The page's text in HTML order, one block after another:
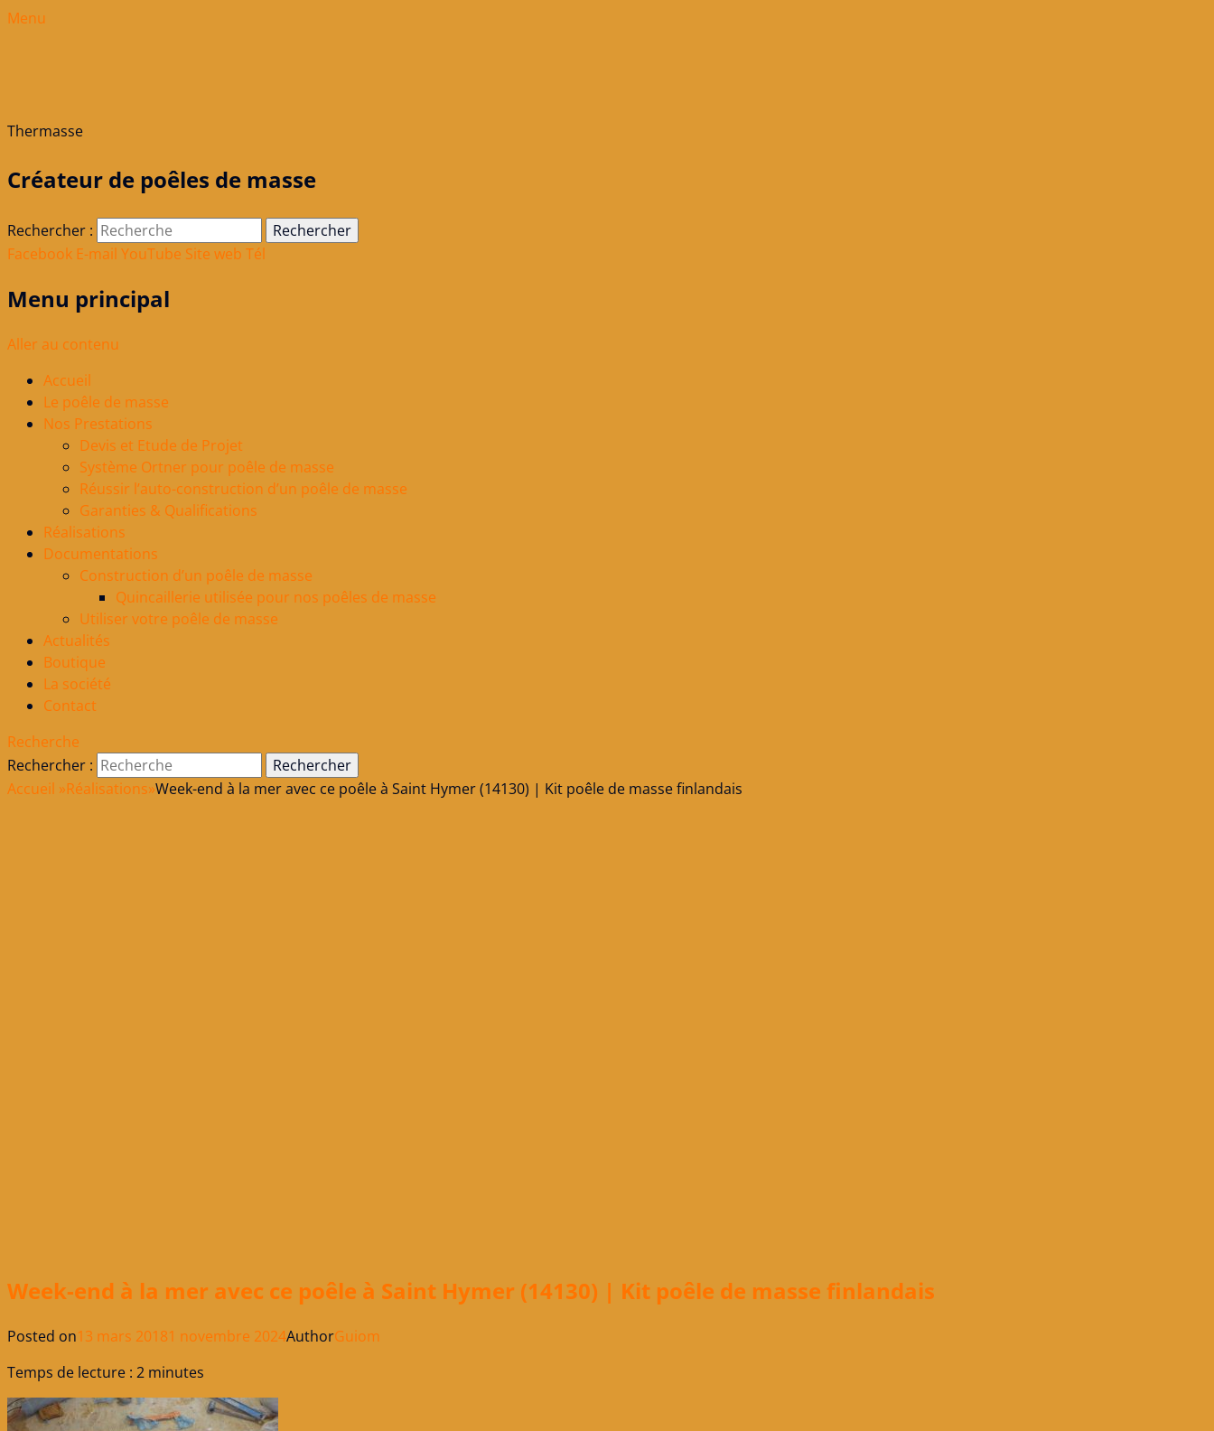
Menu
Thermasse
Créateur de poêles de masse
Rechercher :
Facebook E-mail YouTube Site web Tél
Menu principal
Aller au contenu
Accueil
Le poêle de masse
Nos Prestations
Devis et Etude de Projet
Système Ortner pour poêle de masse
Réussir l’auto-construction d’un poêle de masse
Garanties & Qualifications
Réalisations
Documentations
Construction d’un poêle de masse
Quincaillerie utilisée pour nos poêles de masse
Utiliser votre poêle de masse
Actualités
Boutique
La société
Contact
Recherche
Rechercher :
Accueil »Réalisations»Week-end à la mer avec ce poêle à Saint Hymer (14130) | Kit poêle de masse finlandais
Week-end à la mer avec ce poêle à Saint Hymer (14130) | Kit poêle de masse finlandais
Posted on13 mars 20181 novembre 2024AuthorGuiom
Temps de lecture : 2 minutes